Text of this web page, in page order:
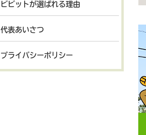
ビビットが選ばれる理由
代表あいさつ
プライバシーポリシー